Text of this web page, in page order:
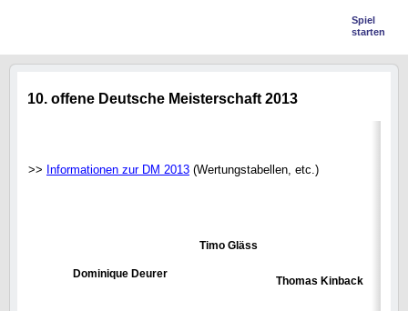
Spiel
starten
10. offene Deutsche Meisterschaft 2013
>> Informationen zur DM 2013 (Wertungstabellen, etc.)
Timo Gläss
Dominique Deurer
Thomas Kinback